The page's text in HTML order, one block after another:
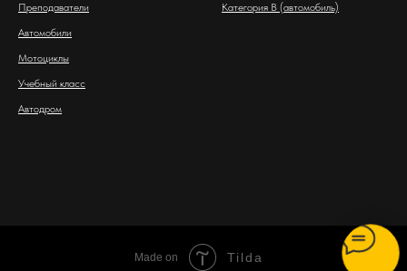
Преподаватели
Автомобили
Мотоциклы
Учебный класс
Автодром
Категория B (автомобиль)
Made on Tilda